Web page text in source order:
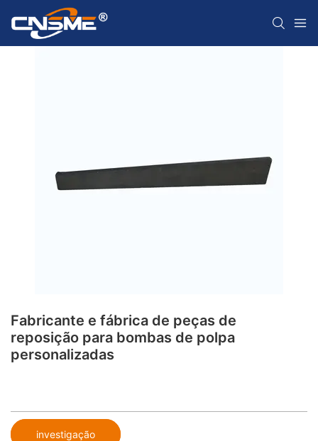
Fabricante e fábrica de peças de
reposição para bombas de polpa
personalizadas
investigação